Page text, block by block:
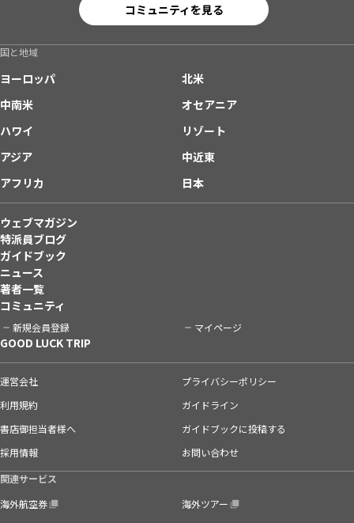
コミュニティを見る
国と地域
ヨーロッパ
北米
中南米
オセアニア
ハワイ
リゾート
アジア
中近東
アフリカ
日本
ウェブマガジン
特派員ブログ
ガイドブック
ニュース
著者一覧
コミュニティ
新規会員登録 マイページ
GOOD LUCK TRIP
運営会社
プライバシーポリシー
利用規約
ガイドライン
書店御担当者様へ
ガイドブックに投稿する
採用情報
お問い合わせ
関連サービス
海外航空券
海外ツアー